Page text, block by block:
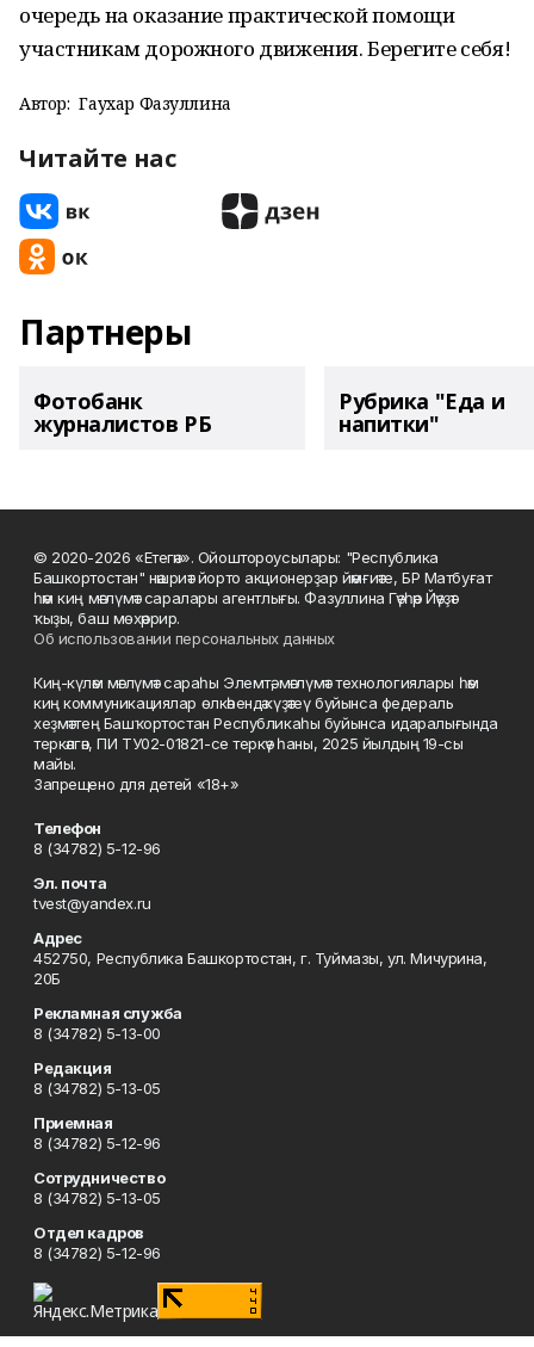
очередь на оказание практической помощи
участникам дорожного движения. Берегите себя!
Автор: Гаухар Фазуллина
Читайте нас
Партнеры
Фотобанк
журналистов РБ
Рубрика "Еда и
напитки"
© 2020-2026 «Етегән». Ойоштороусылары: "Республика
Башкортостан" нәшриәт йорто акционерҙар йәмғиәте, БР Матбуғат
һәм киң мәғлүмәт саралары агентлығы. Фазуллина Гәүһәр Йәүҙәт
ҡыҙы, баш мөхәррир.
Об использовании персональных данных
Киң-күләм мәғлүмәт сараһы Элемтә, мәғлүмәт технологиялары һәм
киң коммуникациялар өлкәһендә күҙәтеү буйынса федераль
хеҙмәттең Башҡортостан Республикаһы буйынса идаралығында
теркәлгән, ПИ ТУ02-01821-се теркәү һаны, 2025 йылдың 19-сы
майы.
Запрещено для детей «18+»
Телефон
8 (34782) 5-12-96
Эл. почта
tvest@yandex.ru
Адрес
452750, Республика Башкортостан, г. Туймазы, ул. Мичурина,
20Б
Рекламная служба
8 (34782) 5-13-00
Редакция
8 (34782) 5-13-05
Приемная
8 (34782) 5-12-96
Сотрудничество
8 (34782) 5-13-05
Отдел кадров
8 (34782) 5-12-96